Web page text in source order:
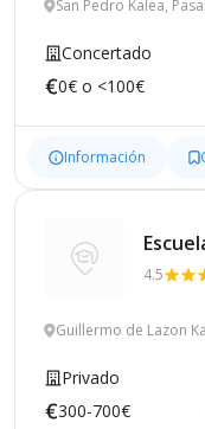
San Pedro Kalea,
Concertado
0€ o <100€
Información
4.5
Guillermo de Lazon
Privado
300-700€